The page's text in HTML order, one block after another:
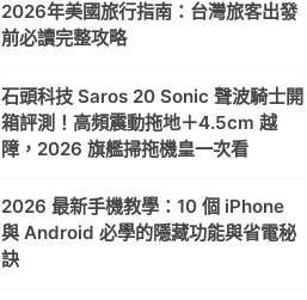
2026年美國旅行指南：台灣旅客出發
前必讀完整攻略
石頭科技 Saros 20 Sonic 聲波騎士開
箱評測！高頻震動拖地＋4.5cm 越
障，2026 旗艦掃拖機皇一次看
2026 最新手機教學：10 個 iPhone
與 Android 必學的隱藏功能與省電秘
訣